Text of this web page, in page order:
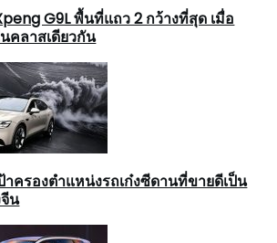
G9L พื้นที่แถว 2 กว้างที่สุด เมื่อ
คลาสเดียวกัน
าครองตำแหน่งรถเก๋งซีดานที่ขายดีเป็น
น